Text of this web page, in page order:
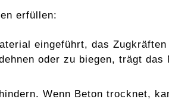
erfüllen:
eingeführt, das Zugkräften
oder zu biegen, trägt das
Wenn Beton trocknet,